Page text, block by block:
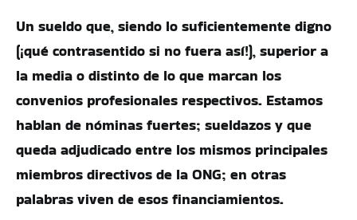
Un sueldo que, siendo lo suficientemente digno
(¡qué contrasentido si no fuera así!), superior a
la media o distinto de lo que marcan los
convenios profesionales respectivos. Estamos
hablan de nóminas fuertes; sueldazos y que
queda adjudicado entre los mismos principales
miembros directivos de la ONG; en otras
palabras viven de esos financiamientos.